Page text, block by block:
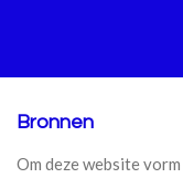
hoofdinhoud
Bronnen
Om deze website